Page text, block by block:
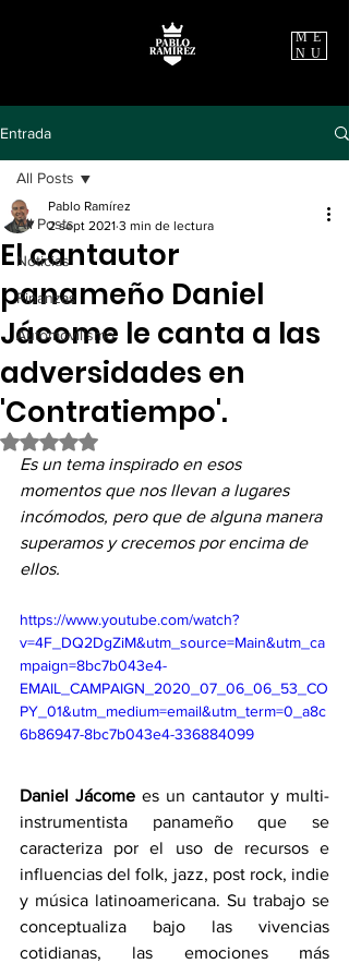
ME
NU
Entrada
All Posts
Noticias
Finanzas
Automovilismo
All Posts
El cantautor
panameño Daniel
Jácome le canta a las
adversidades en
'Contratiempo'.
Pablo Ramírez
2 sept 2021 3 min de lectura
Obtuvo NaN de 5 estrellas.
Es un tema inspirado en esos
momentos que nos llevan a lugares
incómodos, pero que de alguna manera
superamos y crecemos por encima de
ellos.
https://www.youtube.com/watch?
v=4F_DQ2DgZiM&utm_source=Main&utm_ca
mpaign=8bc7b043e4-
EMAIL_CAMPAIGN_2020_07_06_06_53_CO
PY_01&utm_medium=email&utm_term=0_a8c
6b86947-8bc7b043e4-336884099
Daniel Jácome es un cantautor y multi-
instrumentista panameño que se
caracteriza por el uso de recursos e
influencias del folk, jazz, post rock, indie
y música latinoamericana. Su trabajo se
conceptualiza bajo las vivencias
cotidianas, las emociones más